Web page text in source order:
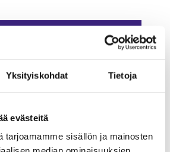
Yksityiskohdat Tietoja
evästeitä
tarjoamamme sisällön ja mainosten